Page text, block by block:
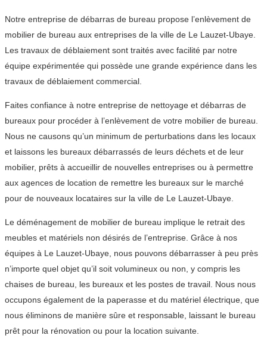
Notre entreprise de débarras de bureau propose l’enlèvement de
mobilier de bureau aux entreprises de la ville de Le Lauzet-Ubaye.
Les travaux de déblaiement sont traités avec facilité par notre
équipe expérimentée qui possède une grande expérience dans les
travaux de déblaiement commercial.
Faites confiance à notre entreprise de nettoyage et débarras de
bureaux pour procéder à l’enlèvement de votre mobilier de bureau.
Nous ne causons qu’un minimum de perturbations dans les locaux
et laissons les bureaux débarrassés de leurs déchets et de leur
mobilier, prêts à accueillir de nouvelles entreprises ou à permettre
aux agences de location de remettre les bureaux sur le marché
pour de nouveaux locataires sur la ville de Le Lauzet-Ubaye.
Le déménagement de mobilier de bureau implique le retrait des
meubles et matériels non désirés de l’entreprise. Grâce à nos
équipes à Le Lauzet-Ubaye, nous pouvons débarrasser à peu près
n’importe quel objet qu’il soit volumineux ou non, y compris les
chaises de bureau, les bureaux et les postes de travail. Nous nous
occupons également de la paperasse et du matériel électrique, que
nous éliminons de manière sûre et responsable, laissant le bureau
prêt pour la rénovation ou pour la location suivante.